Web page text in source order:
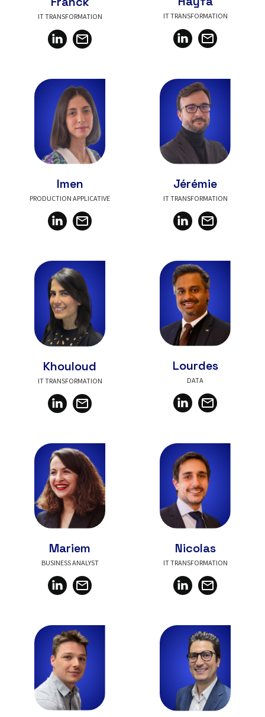
IT TRANSFORMATION IT TRANSFORMATION
Imen
PRODUCTION APPLICATIVE
Jérémie
IT TRANSFORMATION
Khouloud
IT TRANSFORMATION
Lourdes
DATA
Mariem
BUSINESS ANALYST
Nicolas
IT TRANSFORMATION